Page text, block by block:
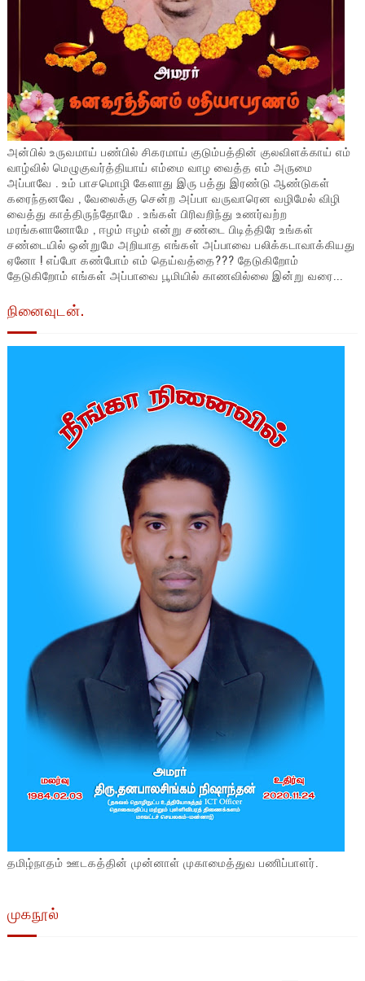
அன்பில் உருவமாய் பண்பில் சிகரமாய் குடும்பத்தின் குலவிளக்காய் எம்
வாழ்வில் மெழுகுவர்த்தியாய் எம்மை வாழ வைத்த எம் அருமை
அப்பாவே . உம் பாசமொழி கேளாது இரு பத்து இரண்டு ஆண்டுகள்
கரைந்தனவே , வேலைக்கு சென்ற அப்பா வருவாரென வழிமேல் விழி
வைத்து காத்திருந்தோமே . உங்கள் பிரிவறிந்து உணர்வற்ற
மரங்களானோமே , ஈழம் ஈழம் என்று சண்டை பிடித்திரே உங்கள்
சண்டையில் ஒன்றுமே அறியாத எங்கள் அப்பாவை பலிக்கடாவாக்கியது
ஏனோ ! எப்போ கண்போம் எம் தெய்வத்தை??? தேடுகிறோம்
தேடுகிறோம் எங்கள் அப்பாவை பூமியில் காணவில்லை இன்று வரை...
நினைவுடன்.
தமிழ்நாதம் ஊடகத்தின் முன்னாள் முகாமைத்துவ பணிப்பாளர்.
முகநூல்